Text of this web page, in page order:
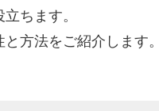
ちます。
方法をご紹介します。